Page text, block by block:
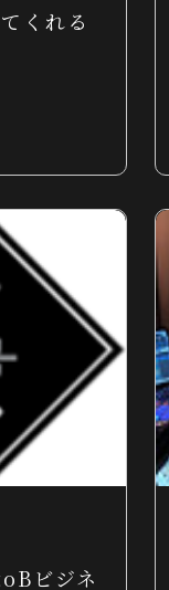
くれる
ビジネ